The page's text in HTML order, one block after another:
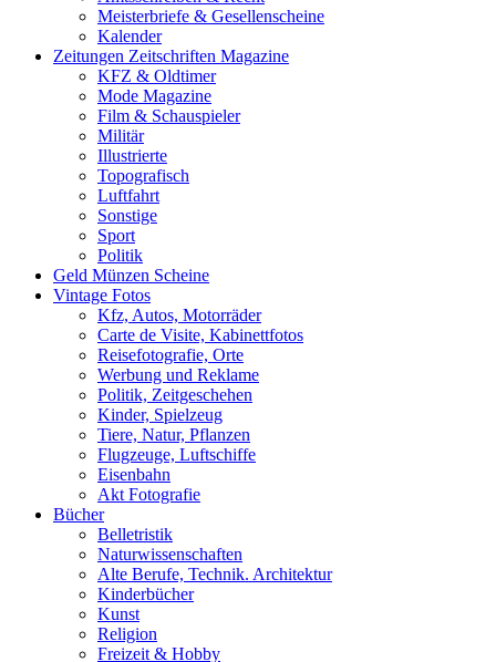
Meisterbriefe & Gesellenscheine
Kalender
Zeitungen Zeitschriften Magazine
KFZ & Oldtimer
Mode Magazine
Film & Schauspieler
Militär
Illustrierte
Topografisch
Luftfahrt
Sonstige
Sport
Politik
Geld Münzen Scheine
Vintage Fotos
Kfz, Autos, Motorräder
Carte de Visite, Kabinettfotos
Reisefotografie, Orte
Werbung und Reklame
Politik, Zeitgeschehen
Kinder, Spielzeug
Tiere, Natur, Pflanzen
Flugzeuge, Luftschiffe
Eisenbahn
Akt Fotografie
Bücher
Belletristik
Naturwissenschaften
Alte Berufe, Technik. Architektur
Kinderbücher
Kunst
Religion
Freizeit & Hobby